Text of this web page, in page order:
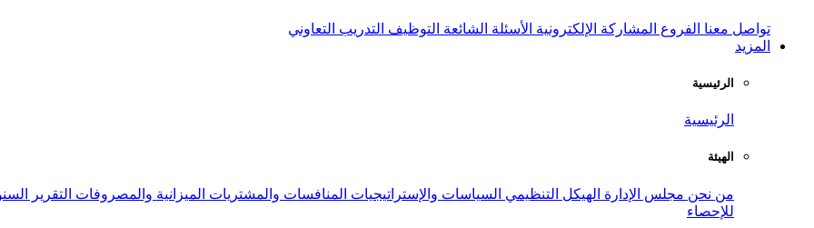
تواصل معنا الفروع المشاركة الإلكترونية الأسئلة الشائعة التوظيف التدريب التعاوني
المزيد
الرئيسية
الرئيسية
الهيئة
من نحن مجلس الإدارة الهيكل التنظيمي السياسات والإستراتيجيات المنافسات والمشتريات الميزانية والمصروفات التقرير
للإحصاء